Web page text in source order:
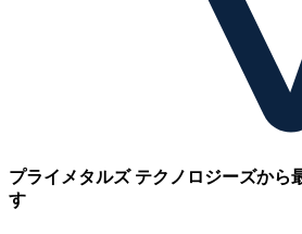
プライメタルズ テクノロジーズから
す